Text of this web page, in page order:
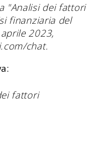
"Analisi dei fattori
finanziaria del
2023,
chat.
fattori